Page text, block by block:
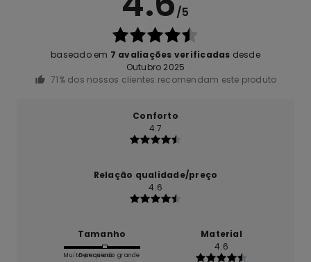
/5
baseado em 7 avaliações verificadas desde
Outubro 2025
71% dos nossos clientes recomendam este produto
Conforto
4.7
Relação qualidade/preço
4.6
Tamanho
Muito pequeno
Demasiado grande
Material
4.6